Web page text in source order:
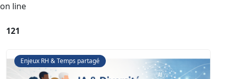
on line
121
Enjeux RH & Temps partagé